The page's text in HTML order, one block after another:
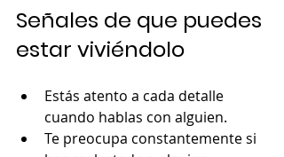
Señales de que puedes
estar viviéndolo
Estás atento a cada detalle
cuando hablas con alguien.
Te preocupa constantemente si